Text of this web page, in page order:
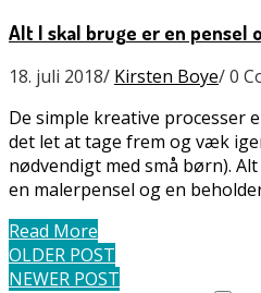
Alt I skal bruge er en pensel
18. juli 2018/ Kirsten Boye/0
De simple kreative processer
det let at tage frem og væk
nødvendigt med små børn).
en malerpensel og en
Read More
OLDER POST
NEWER POST